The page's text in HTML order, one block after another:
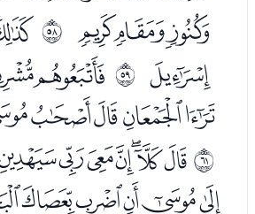
ﰅﰆﰇ ﰹ
ﰍ ﰺ
ﰼ